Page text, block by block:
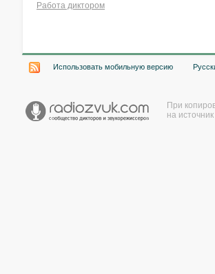
Работа диктором
Использовать мобильную версию
При
на